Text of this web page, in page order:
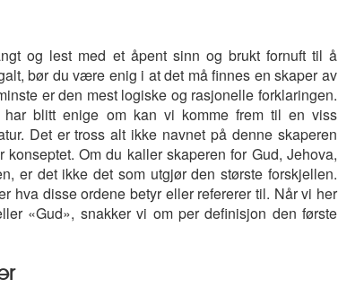
og lest med et åpent sinn og brukt fornuft til å
bør du være enig i at det må finnes en skaper av
er den mest logiske og rasjonelle forklaringen.
blitt enige om kan vi komme frem til en viss
Det er tross alt ikke navnet på denne skaperen
Om du kaller skaperen for Gud, Jehova,
er det ikke det som utgjør den største forskjellen.
hva disse ordene betyr eller refererer til. Når vi her
«Gud», snakker vi om per definisjon den første